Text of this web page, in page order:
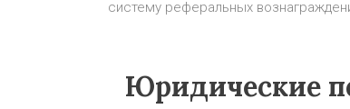
систему реферальных
Юридические